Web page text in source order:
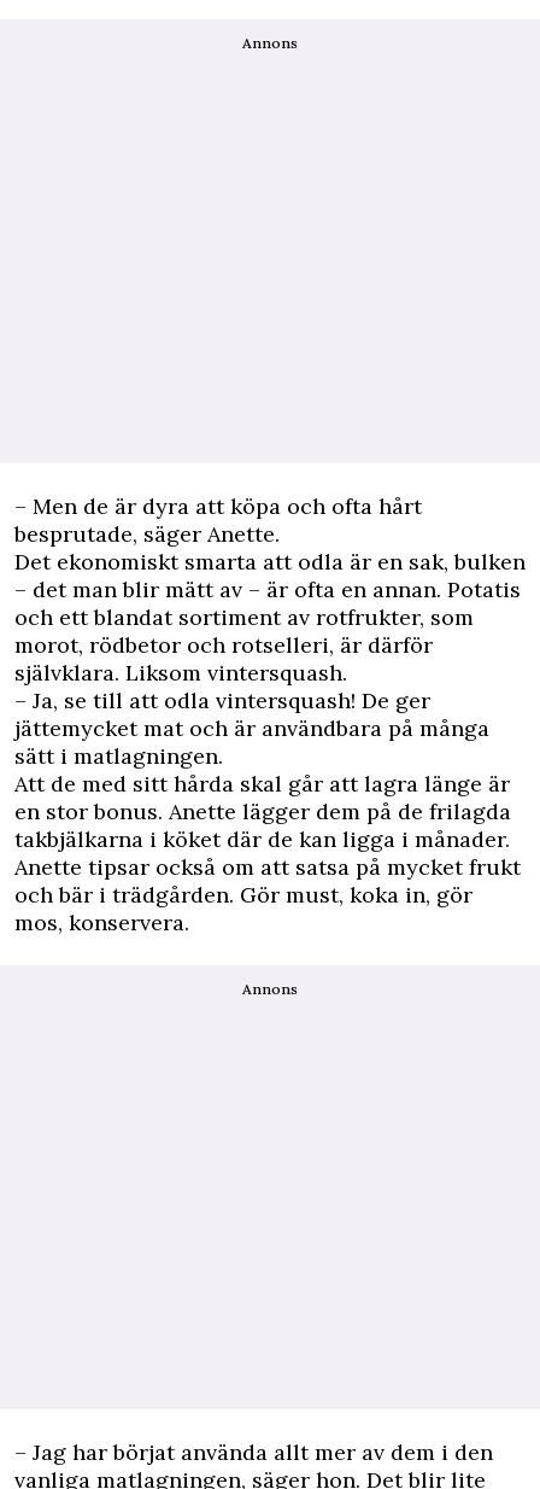
Annons
– Men de är dyra att köpa och ofta hårt
besprutade, säger Anette.
Det ekonomiskt smarta att odla är en sak, bulken
– det man blir mätt av – är ofta en annan. Potatis
och ett blandat sortiment av rotfrukter, som
morot, rödbetor och rotselleri, är därför
självklara. Liksom vintersquash.
– Ja, se till att odla vintersquash! De ger
jättemycket mat och är användbara på många
sätt i matlagningen.
Att de med sitt hårda skal går att lagra länge är
en stor bonus. Anette lägger dem på de frilagda
takbjälkarna i köket där de kan ligga i månader.
Anette tipsar också om att satsa på mycket frukt
och bär i trädgården. Gör must, koka in, gör
mos, konservera.
Annons
– Jag har börjat använda allt mer av dem i den
vanliga matlagningen, säger hon. Det blir lite